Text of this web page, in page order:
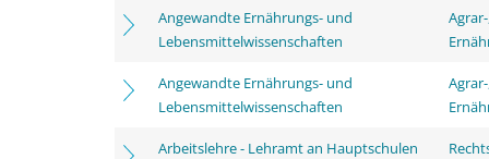
Angewandte Ernährungs- und
Lebensmittelwissenschaften
Angewandte Ernährungs- und
Lebensmittelwissenschaften
Arbeitslehre - Lehramt an Hauptschulen